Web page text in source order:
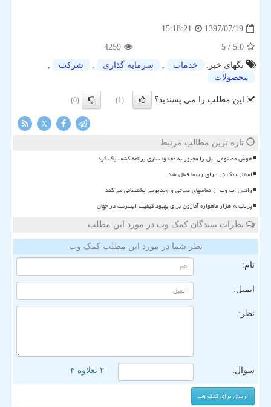
1397/07/19
15:18:21
5.0
/ 5
4259
تگهای خبر:
خدمات , سرمایه گذاری , شركت
,
محصولات
این مطلب را می پسندید؟ (1)
(0)
X
تازه ترین مطالب مرتبط
هوش مصنوعی اپل را مجبور به محدودسازی برنامه کشف باگ کرد
استارلینک در عراق رسما فعال شد
واتس اپ وب از تماسهای صوتی و ویدیویی پشتیبانی می کند
پرتاب ۵ هزار ماهواره آمازون برای بهبود کیفیت اینترنت در جهان
نظرات بینندگان کمک وب در مورد این مطلب
نظر شما در مورد این مطلب کمک وب
نام:
ایمیل:
نظر:
سوال: = ۲ بعلاوه ۴